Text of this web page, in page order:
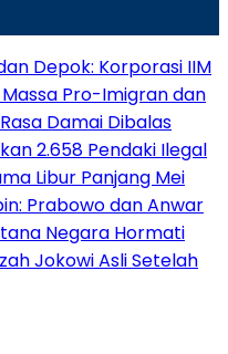
Depok: Korporasi IIM
Pro-Imigran dan
Damai Dibalas
2.658 Pendaki Ilegal
Libur Panjang Mei
Prabowo dan Anwar
Negara Hormati
Jokowi Asli Setelah